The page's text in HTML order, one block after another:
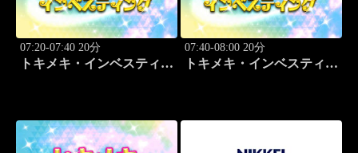
07:20-07:40 20分
トキメキ・インベスティン
07:40-08:00 20分
トキメキ・インベスティン